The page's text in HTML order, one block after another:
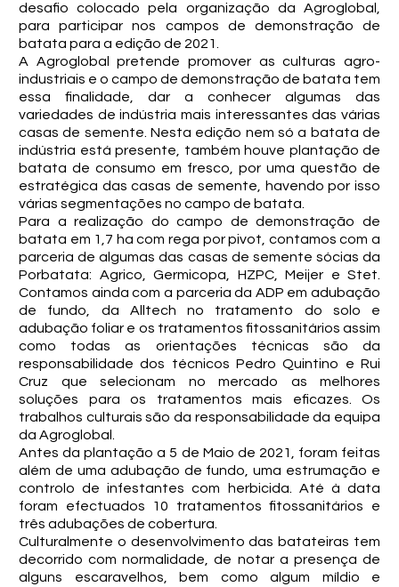
desafio colocado pela organização da Agroglobal,
para participar nos campos de demonstração de
batata para a edição de 2021.
A Agroglobal pretende promover as culturas agro-
industriais e o campo de demonstração de batata tem
essa finalidade, dar a conhecer algumas das
variedades de indústria mais interessantes das várias
casas de semente. Nesta edição nem só a batata de
indústria está presente, também houve plantação de
batata de consumo em fresco, por uma questão de
estratégica das casas de semente, havendo por isso
várias segmentações no campo de batata.
Para a realização do campo de demonstração de
batata em 1,7 ha com rega por pivot, contamos com a
parceria de algumas das casas de semente sócias da
Porbatata: Agrico, Germicopa, HZPC, Meijer e Stet.
Contamos ainda com a parceria da ADP em adubação
de fundo, da Alltech no tratamento do solo e
adubação foliar e os tratamentos fitossanitários assim
como todas as orientações técnicas são da
responsabilidade dos técnicos Pedro Quintino e Rui
Cruz que selecionam no mercado as melhores
soluções para os tratamentos mais eficazes. Os
trabalhos culturais são da responsabilidade da equipa
da Agroglobal.
Antes da plantação a 5 de Maio de 2021, foram feitas
além de uma adubação de fundo, uma estrumação e
controlo de infestantes com herbicida. Até à data
foram efectuados 10 tratamentos fitossanitários e
três adubações de cobertura.
Culturalmente o desenvolvimento das batateiras tem
decorrido com normalidade, de notar a presença de
alguns escaravelhos, bem como algum míldio e